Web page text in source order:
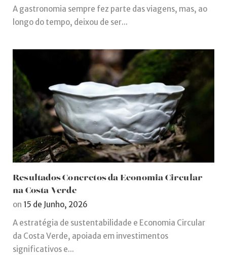
A gastronomia sempre fez parte das viagens, mas, ao
longo do tempo, deixou de ser...
Resultados Concretos da Economia Circular
na Costa Verde
on 15 de Junho, 2026
A estratégia de sustentabilidade e Economia Circular
da Costa Verde, apoiada em investimentos
significativos e...